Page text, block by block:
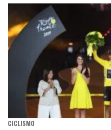
CICLISMO